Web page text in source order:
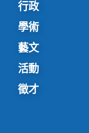
行政
學術
藝文
活動
徵才